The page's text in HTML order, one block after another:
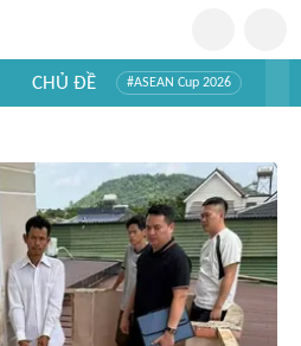
CHỦ ĐỀ #ASEAN Cup 2026